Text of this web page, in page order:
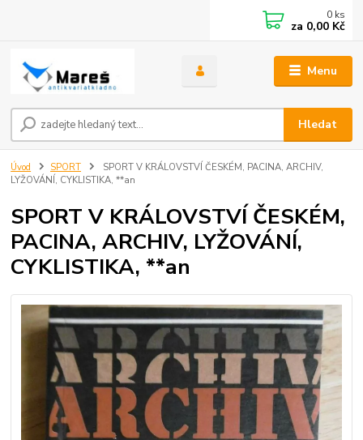
Menu
Hledat
0 ks
za 0,00 Kč
Úvod SPORT
SPORT V KRÁLOVSTVÍ ČESKÉM, PACINA, ARCHIV,
LYŽOVÁNÍ, CYKLISTIKA, **an
SPORT V KRÁLOVSTVÍ ČESKÉM,
PACINA, ARCHIV, LYŽOVÁNÍ,
CYKLISTIKA, **an